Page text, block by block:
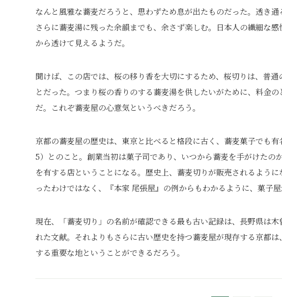
なんと風雅な蕎麦だろうと、思わずため息が出たものだった。透き通
さらに蕎麦湯に残った余韻までも、余さず楽しむ。日本人の繊細な
から透けて見えるようだ。
聞けば、この店では、桜の移り香を大切にするため、桜切りは、普
とだった。つまり桜の香りのする蕎麦湯を供したいがために、料金
だ。これぞ蕎麦屋の心意気というべきだろう。
京都の蕎麦屋の歴史は、東京と比べると格段に古く、蕎麦菓子でも
5）とのこと。創業当初は菓子司であり、いつから蕎麦を手がけたの
を有する店ということになる。歴史上、蕎麦切りが販売されるよう
ったわけではなく、『本家 尾張屋』の例からもわかるように、菓子
現在、「蕎麦切り」の名前が確認できる最も古い記録は、長野県は
れた文献。それよりもさらに古い歴史を持つ蕎麦屋が現存する京都
する重要な地ということができるだろう。